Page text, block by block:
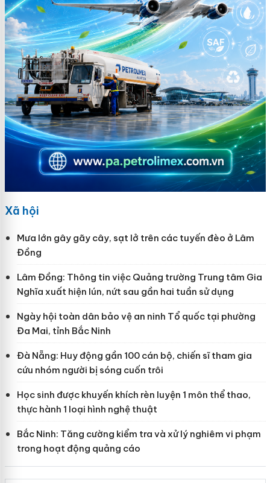
Xã hội
Mưa lớn gây gãy cây, sạt lở trên các tuyến đèo ở Lâm
Đồng
Lâm Đồng: Thông tin việc Quảng trường Trung tâm Gia
Nghĩa xuất hiện lún, nứt sau gần hai tuần sử dụng
Ngày hội toàn dân bảo vệ an ninh Tổ quốc tại phường
Đa Mai, tỉnh Bắc Ninh
Đà Nẵng: Huy động gần 100 cán bộ, chiến sĩ tham gia
cứu nhóm người bị sóng cuốn trôi
Học sinh được khuyến khích rèn luyện 1 môn thể thao,
thực hành 1 loại hình nghệ thuật
Bắc Ninh: Tăng cường kiểm tra và xử lý nghiêm vi phạm
trong hoạt động quảng cáo